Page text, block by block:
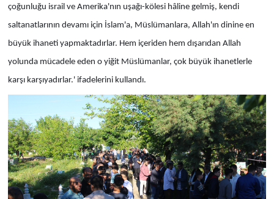
çoğunluğu israil ve Amerika'nın uşağı-kölesi hâline gelmiş, kendi
saltanatlarının devamı için İslam'a, Müslümanlara, Allah'ın dinine en
büyük ihaneti yapmaktadırlar. Hem içeriden hem dışarıdan Allah
yolunda mücadele eden o yiğit Müslümanlar, çok büyük ihanetlerle
karşı karşıyadırlar.' ifadelerini kullandı.